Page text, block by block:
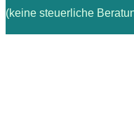
(keine steuerliche